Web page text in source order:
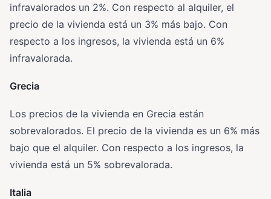
infravalorados un 2%. Con respecto al alquiler, el
precio de la vivienda está un 3% más bajo. Con
respecto a los ingresos, la vivienda está un 6%
infravalorada.
Grecia
Los precios de la vivienda en Grecia están
sobrevalorados. El precio de la vivienda es un 6% más
bajo que el alquiler. Con respecto a los ingresos, la
vivienda está un 5% sobrevalorada.
Italia